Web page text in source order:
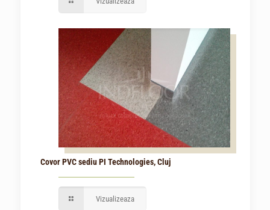
Covor PVC sediu PI Technologies, Cluj
Vizualizeaza